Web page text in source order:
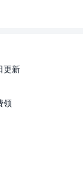
更新
领